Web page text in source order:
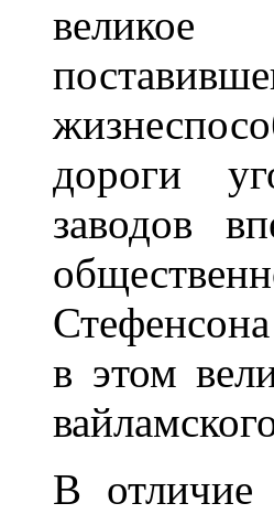
великое
дороги
заводов
в этом
В отличие